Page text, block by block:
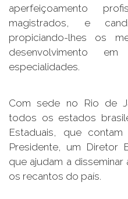
aperfeiçoamento
magistrados, e
propiciando-lhes os
desenvolvimento
especialidades.
Com sede no Rio de
todos os estados
Estaduais, que
Presidente, um Diretor
que ajudam a
os recantos do país.